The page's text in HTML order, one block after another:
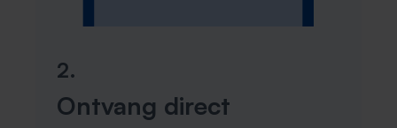
2.
Ontvang direct